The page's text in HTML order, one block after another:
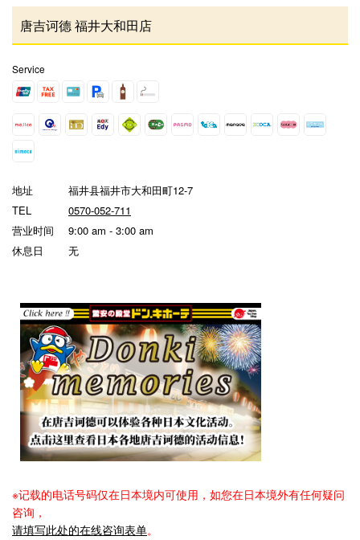
唐吉诃德 福井大和田店
Service
地址
福井县福井市大和田町12-7
TEL
0570-052-711
营业时间
9:00 am - 3:00 am
休息日
无
※记载的电话号码仅在日本境内可使用，如您在日本境外有任何疑问
咨询，
请填写此处的在线咨询表单。